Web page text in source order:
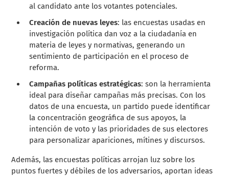
al candidato ante los votantes potenciales.
Creación de nuevas leyes: las encuestas usadas en
investigación política dan voz a la ciudadanía en
materia de leyes y normativas, generando un
sentimiento de participación en el proceso de
reforma.
Campañas políticas estratégicas: son la herramienta
ideal para diseñar campañas más precisas. Con los
datos de una encuesta, un partido puede identificar
la concentración geográfica de sus apoyos, la
intención de voto y las prioridades de sus electores
para personalizar apariciones, mítines y discursos.
Además, las encuestas políticas arrojan luz sobre los
puntos fuertes y débiles de los adversarios, aportan ideas